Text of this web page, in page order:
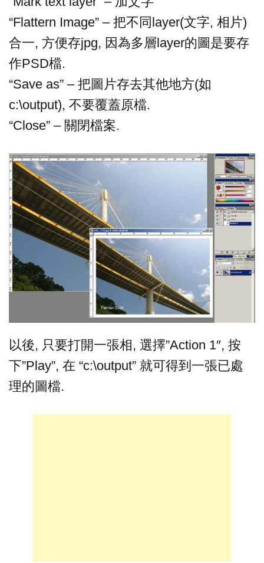
“Flattern Image” – 把不同layer(文字, 相片)
合一, 方便存jpg, 因為多層layer的圖是要存
作PSD檔.
“Save as” – 把圖片存去其他地方(如
c:\output), 不要覆蓋原檔.
“Close” – 關閉檔案.
以後, 只要打開一張相, 選擇”Action 1″, 按
下”Play”, 在 “c:\output” 就可得到一張已處
理的圖檔.